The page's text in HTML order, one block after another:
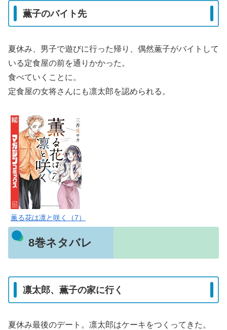
薫子のバイト先
夏休み、男子で遊びに行った帰り、偶然薫子がバイトして
いる定食屋の前を通りかかった。
食べていくことに。
定食屋の女将さんにも凛太郎を認められる。
薫る花は凛と咲く（7）
8巻ネタバレ
凛太郎、薫子の家に行く
夏休み最後のデート。凛太郎はケーキをつくってきた。